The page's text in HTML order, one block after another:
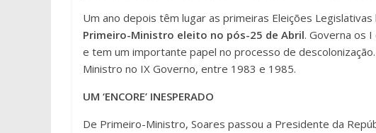
Um ano depois têm lugar as primeiras Eleições Legislativas
Primeiro-Ministro eleito no pós-25 de Abril. Governa os
e tem um importante papel no processo de
Ministro no IX Governo, entre 1983 e 1985.
UM ‘ENCORE’ INESPERADO
De Primeiro-Ministro, Soares passou a Presidente da